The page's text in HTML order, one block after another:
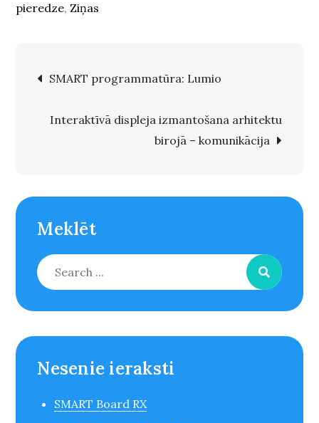
pieredze,Ziņas
Post
navigation
SMART programmatūra: Lumio
Interaktīvā displeja izmantošana arhitektu
birojā – komunikācija
Meklēt
Search
for:
Nesenie ieraksti
SMART Board RX